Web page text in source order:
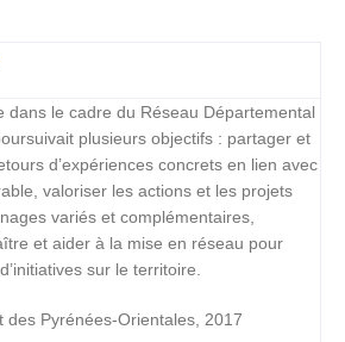
dans le cadre du Réseau Départemental
plusieurs objectifs : partager et
d’expériences concrets en lien avec
valoriser les actions et les projets
variés et complémentaires,
et aider à la mise en réseau pour
sur le territoire.
des Pyrénées-Orientales, 2017